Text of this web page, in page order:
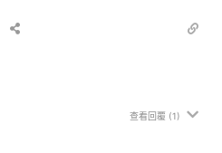
查看回覆 (1)